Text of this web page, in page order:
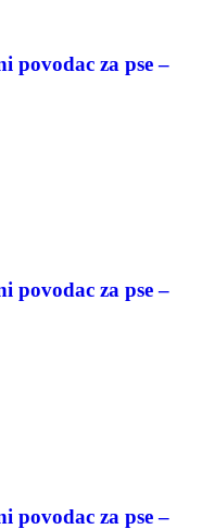
povodac za pse –
povodac za pse –
povodac za pse –